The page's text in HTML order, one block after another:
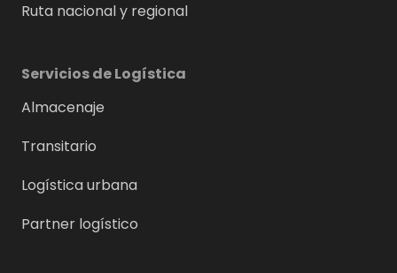
Ruta nacional y regional
Servicios de Logística
Almacenaje
Transitario
Logística urbana
Partner logístico